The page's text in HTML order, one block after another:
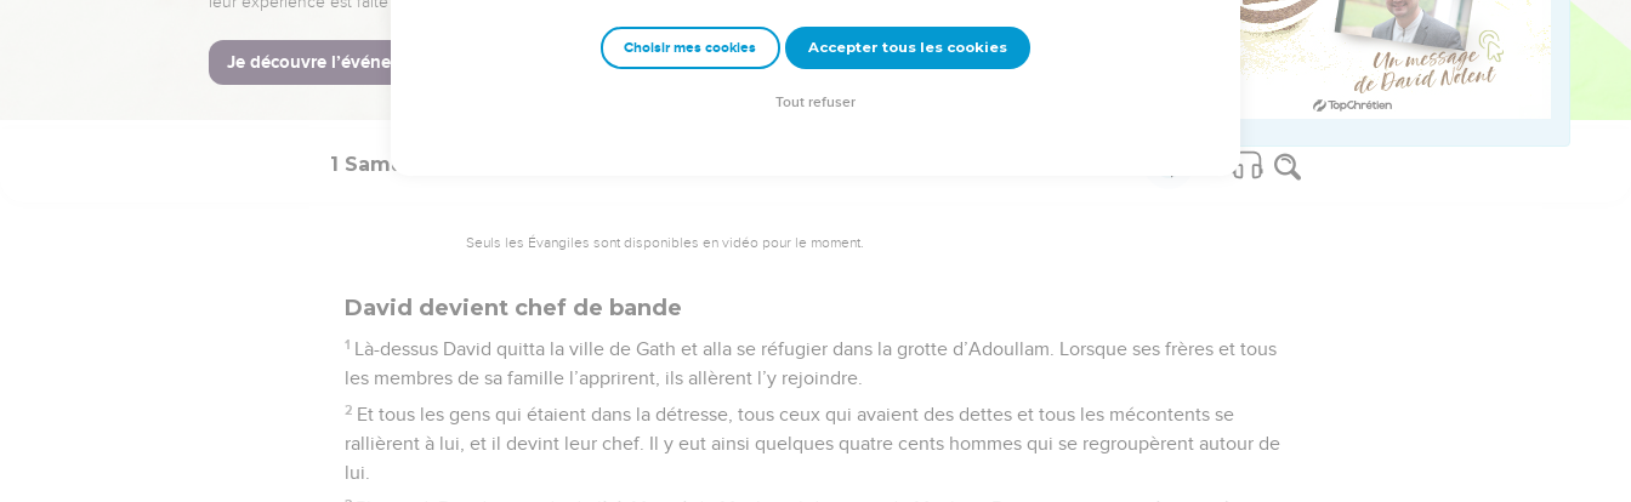
extravagances devant moi ? Il n’est pas question qu’il mette les pieds dans ma maison !
La Bible Du Semeur Copyright © 1992, 1999 by Biblica, Inc.® Used by permission. All rights reserved worldwide.
1 Samuel
Seuls les Évangiles sont disponibles en vidéo pour le moment.
David devient chef de bande
1 Là-dessus David quitta la ville de Gath et alla se réfugier dans la grotte d’Adoullam. Lorsque ses frères et tous
les membres de sa famille l’apprirent, ils allèrent l’y rejoindre.
2 Et tous les gens qui étaient dans la détresse, tous ceux qui avaient des dettes et tous les mécontents se
rallièrent à lui, et il devint leur chef. Il y eut ainsi quelques quatre cents hommes qui se regroupèrent autour de
lui.
Choisir mes cookies Accepter tous les cookies
Tout refuser